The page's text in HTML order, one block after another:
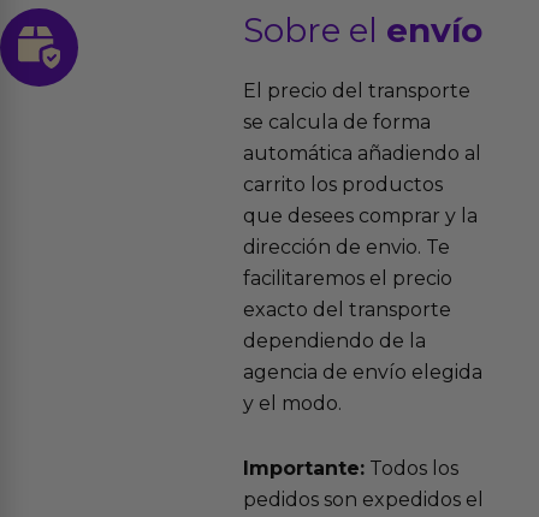
Sobre el envío
El precio del transporte
se calcula de forma
automática añadiendo al
carrito los productos
que desees comprar y la
dirección de envio. Te
facilitaremos el precio
exacto del transporte
dependiendo de la
agencia de envío elegida
y el modo.
Importante:Todos los
pedidos son expedidos el